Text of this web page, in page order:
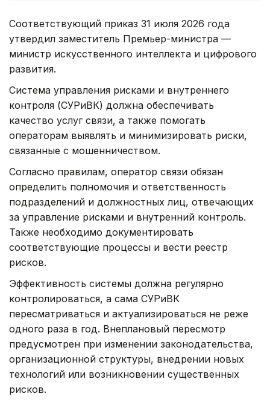
Соответствующий приказ 31 июля 2026 года
утвердил заместитель Премьер-министра —
министр искусственного интеллекта и цифрового
развития.
Система управления рисками и внутреннего
контроля (СУРиВК) должна обеспечивать
качество услуг связи, а также помогать
операторам выявлять и минимизировать риски,
связанные с мошенничеством.
Согласно правилам, оператор связи обязан
определить полномочия и ответственность
подразделений и должностных лиц, отвечающих
за управление рисками и внутренний контроль.
Также необходимо документировать
соответствующие процессы и вести реестр
рисков.
Эффективность системы должна регулярно
контролироваться, а сама СУРиВК
пересматриваться и актуализироваться не реже
одного раза в год. Внеплановый пересмотр
предусмотрен при изменении законодательства,
организационной структуры, внедрении новых
технологий или возникновении существенных
рисков.